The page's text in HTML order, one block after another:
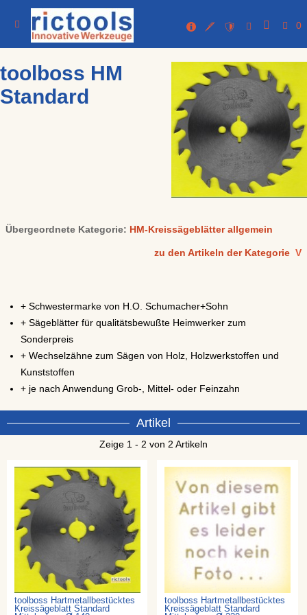
0
toolboss HM
Standard
Übergeordnete Kategorie: HM-Kreissägeblätter allgemein
zu den Artikeln der Kategorie V
+ Schwestermarke von H.O. Schumacher+Sohn
+ Sägeblätter für qualitätsbewußte Heimwerker zum
Sonderpreis
+ Wechselzähne zum Sägen von Holz, Holzwerkstoffen und
Kunststoffen
+ je nach Anwendung Grob-, Mittel- oder Feinzahn
Artikel
Zeige 1 - 2 von 2 Artikeln
toolboss Hartmetallbestücktes
Kreissägeblatt Standard
toolboss Hartmetallbestücktes
Kreissägeblatt Standard